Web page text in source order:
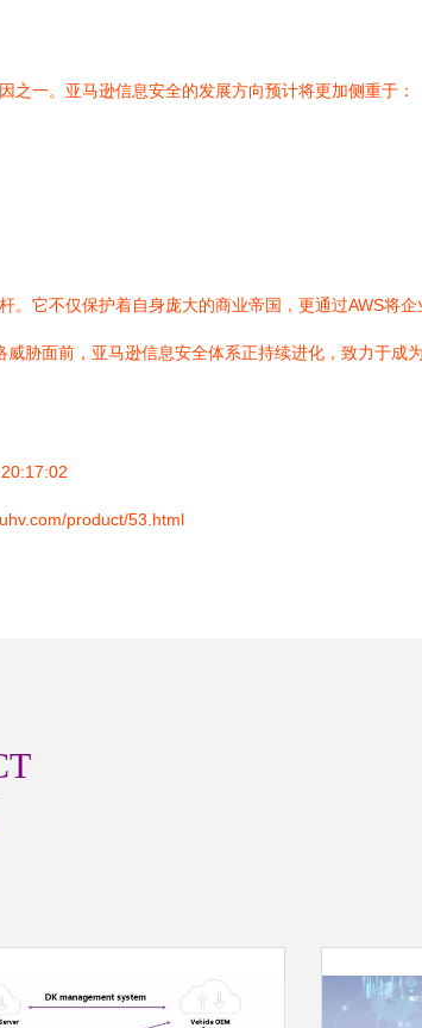
一。亚马逊信息安全的发展方向预计将更加侧重于：
它不仅保护着自身庞大的商业帝国，更通过AWS将企
胁面前，亚马逊信息安全体系正持续进化，致力于成
product/53.html